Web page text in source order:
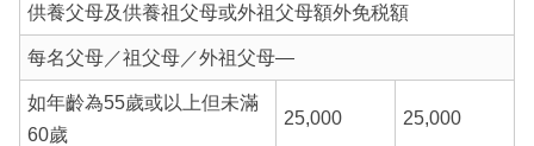
供養父母及供養祖父母或外祖父母額外免税額
每名父母／祖父母／外祖父母—
如年齡為55歲或以上但未滿
60歲
25,000 25,000